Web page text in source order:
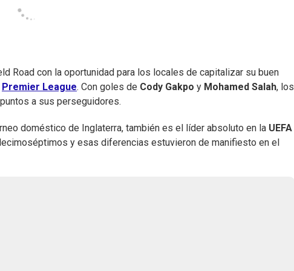
Road con la oportunidad para los locales de capitalizar su buen
Premier League. Con goles de Cody Gakpo y Mohamed Salah, los
a sus perseguidores.
doméstico de Inglaterra, también es el líder absoluto en la UEFA
y esas diferencias estuvieron de manifiesto en el